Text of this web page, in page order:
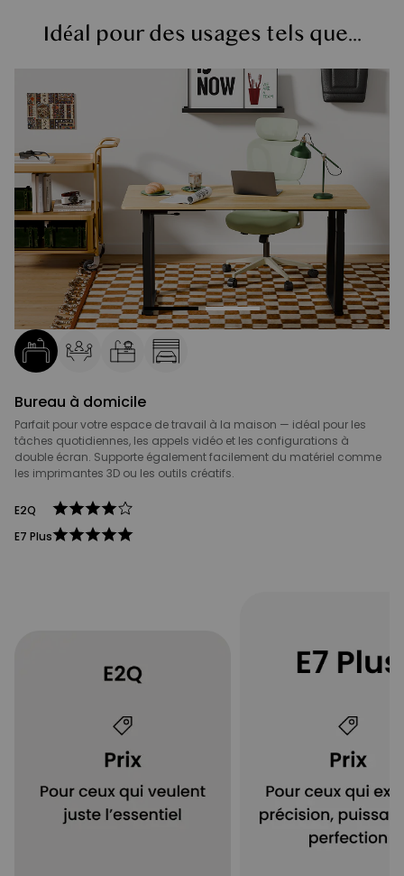
Idéal pour des usages tels que...
Bureau à domicile
Parfait pour votre espace de travail à la maison — idéal pour les
tâches quotidiennes, les appels vidéo et les configurations à
double écran. Supporte également facilement du matériel comme
les imprimantes 3D ou les outils créatifs.
E2Q
E7 Plus